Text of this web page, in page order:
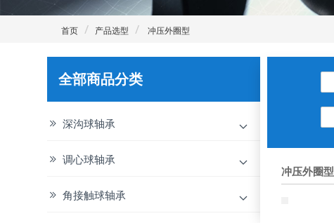
首页 产品选型 冲压外圈型
全部商品分类
深沟球轴承
调心球轴承
角接触球轴承
冲压外圈型